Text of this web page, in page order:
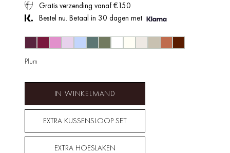
Gratis verzending vanaf €150
Bestel nu. Betaal in 30 dagen met
Plum
IN WINKELMAND
EXTRA KUSSENSLOOP SET
EXTRA HOESLAKEN